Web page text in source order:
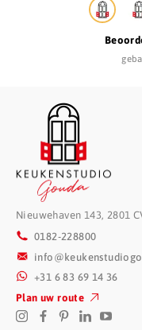
Nieuwehaven 143, 2801
0182-228800
+31 6 83 69 14 36
Plan uw route